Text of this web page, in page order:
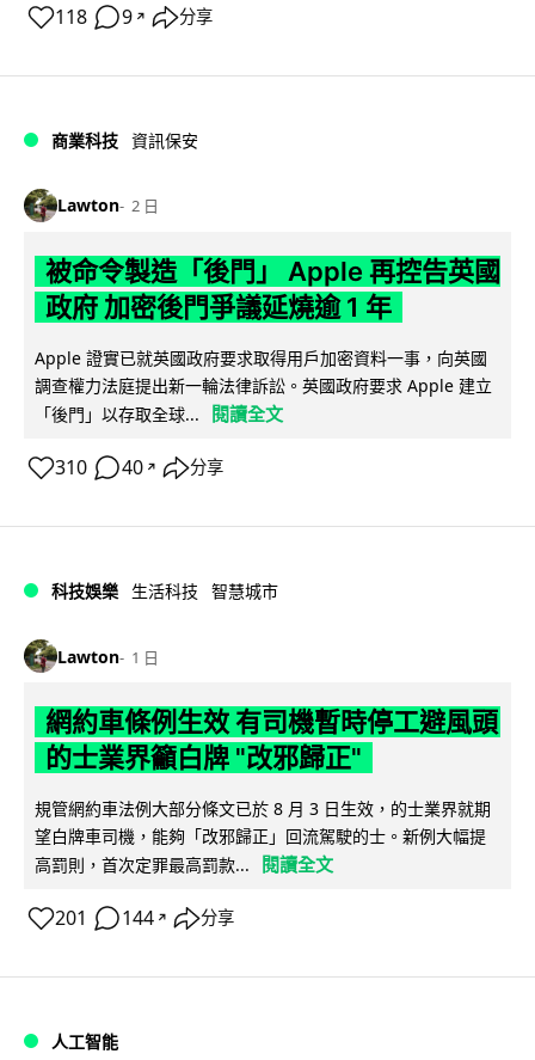
118 9 ↗ 分享
商業科技 資訊保安
Lawton 2 日
被命令製造「後門」 Apple 再控告英國
政府 加密後門爭議延燒逾 1 年
Apple 證實已就英國政府要求取得用戶加密資料一事，向英國
調查權力法庭提出新一輪法律訴訟。英國政府要求 Apple 建立
「後門」以存取全球...
閱讀全文
310 40 ↗ 分享
科技娛樂 生活科技 智慧城市
Lawton 1 日
網約車條例生效 有司機暫時停工避風頭
的士業界籲白牌 "改邪歸正"
規管網約車法例大部分條文已於 8 月 3 日生效，的士業界就期
望白牌車司機，能夠「改邪歸正」回流駕駛的士。新例大幅提
高罰則，首次定罪最高罰款...
閱讀全文
201 144 ↗ 分享
人工智能